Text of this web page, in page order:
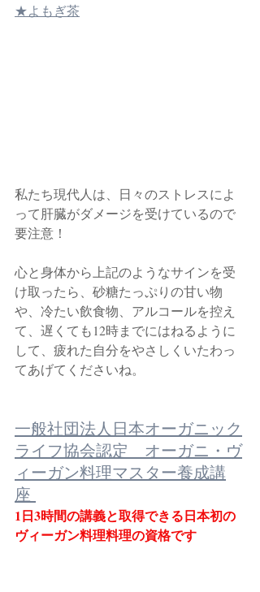
★よもぎ茶
私たち現代人は、日々のストレスによ
って肝臓がダメージを受けているので
要注意！
心と身体から上記のようなサインを受
け取ったら、砂糖たっぷりの甘い物
や、冷たい飲食物、アルコールを控え
て、遅くても12時までにはねるように
して、疲れた自分をやさしくいたわっ
てあげてくださいね。
一般社団法人日本オーガニック
ライフ協会認定　オーガニ・ヴ
ィーガン料理マスター養成講
座
1日3時間の講義と取得できる日本初の
ヴィーガン料理料理の資格です